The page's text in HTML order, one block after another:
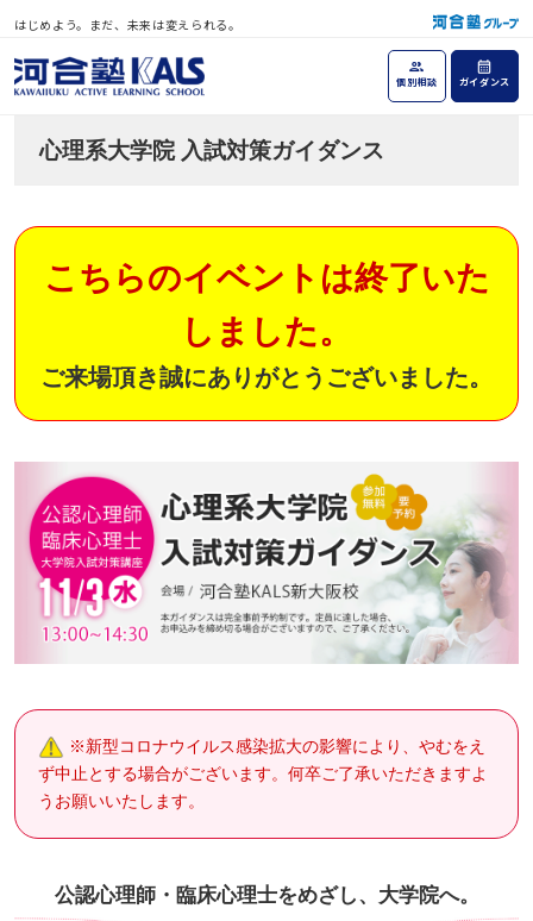
はじめよう。まだ、未来は変えられる。
個別相談 ガイダンス
心理系大学院 入試対策ガイダンス
こちらのイベントは終了いた
しました。
ご来場頂き誠にありがとうございました。
※新型コロナウイルス感染拡大の影響により、やむをえ
ず中止とする場合がございます。何卒ご了承いただきますよ
うお願いいたします。
公認心理師・臨床心理士をめざし、大学院へ。